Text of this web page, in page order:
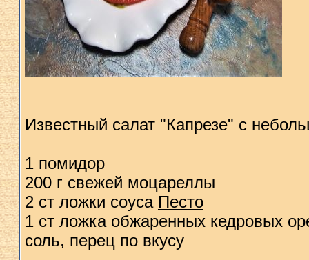
Известный салат "Капрезе" с
1 помидор
200 г свежей моцареллы
2 ст ложки соуса Песто
1 ст ложка обжаренных кедровых
соль, перец по вкусу